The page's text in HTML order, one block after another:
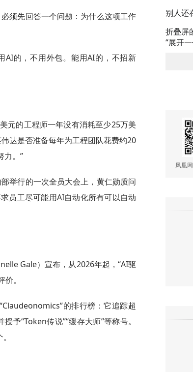
须先回答一个问题：为什么这项工作
AI的，不用外包。能用AI的，不招新
元的工程师一年没有消耗至少25万美
达是否准备每年为工程团队花费约20
力。”
举行的一次全员大会上，黄仁勋质问
员工尽可能用AI自动化所有可以自动
Gale）宣布，从2026年起，“AI驱
。
的排行榜：它追踪超
予“Token传说”“缓存大师”等称号。
别人还
折叠屏
“展开
凤凰